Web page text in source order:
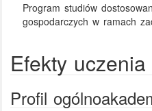
Program studiów
gospodarczych w ramach
Efekty
Profil